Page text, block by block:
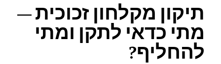
תיקון מקלחון זכוכית –
מתי כדאי לתקן ומתי
להחליף?